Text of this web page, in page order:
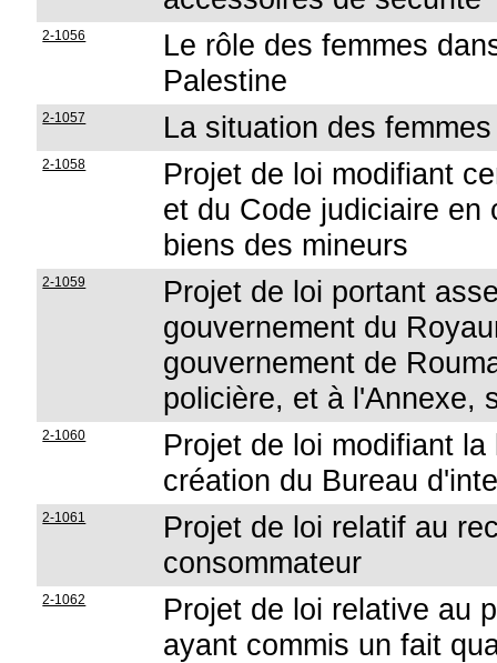
2-1056
Le rôle des femmes
Palestine
2-1057 La situation des
2-1058
Projet de loi modifiant
et du Code judiciaire en
biens des mineurs
2-1059
Projet de loi portant
gouvernement du
gouvernement de
policière, et à l'Annexe,
2-1060
Projet de loi modifiant
création du Bureau
2-1061
Projet de loi relatif au
consommateur
2-1062
Projet de loi relative au
ayant commis un fait